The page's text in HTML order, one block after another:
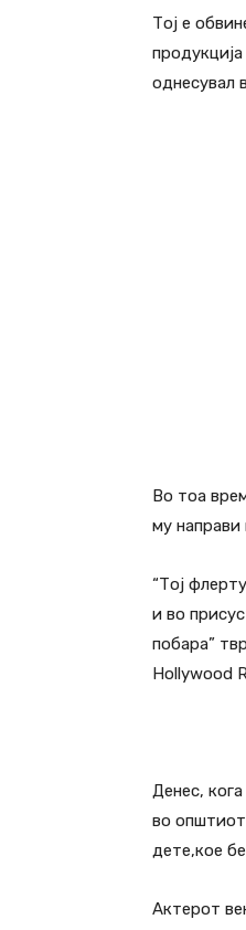
Тој е
однесувал
Во тоа
му направи
“Тој
и во
побара”
Hollywood
Денес,
во
дете,кое
Актерот